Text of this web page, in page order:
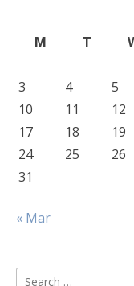
M
T
3
4 5
10
11 12
17
18 19
24
25 26
31
« Mar
Search